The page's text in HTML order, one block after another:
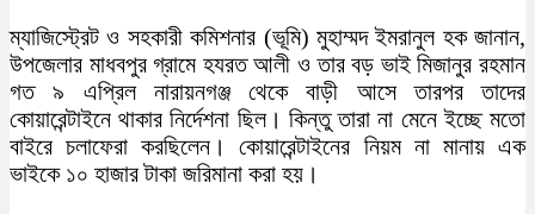
ম্যাজিস্ট্রেট ও সহকারী কমিশনার (ভূমি) মুহাম্মদ ইমরানুল হক জানান,
উপজেলার মাধবপুর গ্রামে হযরত আলী ও তার বড় ভাই মিজানুর রহমান
গত ৯ এপ্রিল নারায়নগঞ্জ থেকে বাড়ী আসে তারপর তাদের
কোয়ারেন্টাইনে থাকার নির্দেশনা ছিল। কিন্তু তারা না মেনে ইচ্ছে মতো
বাইরে চলাফেরা করছিলেন। কোয়ারেন্টাইনের নিয়ম না মানায় এক
ভাইকে ১০ হাজার টাকা জরিমানা করা হয়।